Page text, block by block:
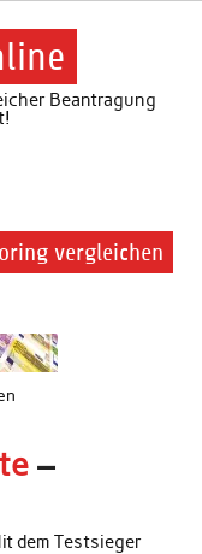
Beantragung
vergleichen
–
dem Testsieger